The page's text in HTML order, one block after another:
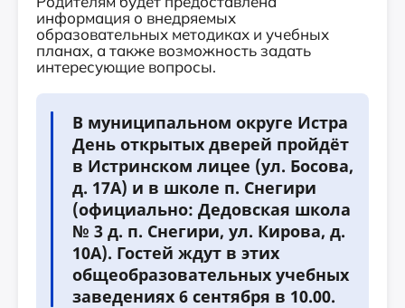
информация о внедряемых
образовательных методиках и учебных
планах, а также возможность задать
интересующие вопросы.
В муниципальном округе Истра
День открытых дверей пройдёт
в Истринском лицее (ул. Босова,
д. 17А) и в школе п. Снегири
(официально: Дедовская школа
№ 3 д. п. Снегири, ул. Кирова, д.
10А). Гостей ждут в этих
общеобразовательных учебных
заведениях 6 сентября в 10.00.